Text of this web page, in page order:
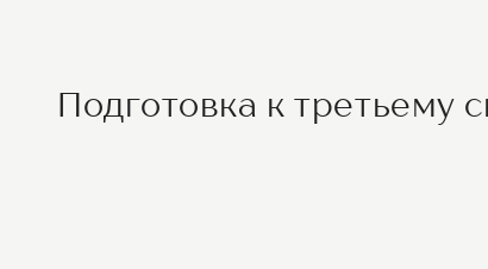
Подготовка к третьему